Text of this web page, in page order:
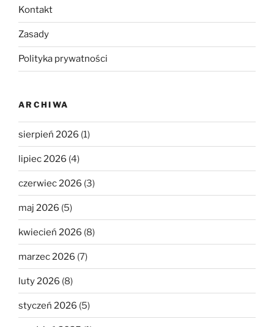
Kontakt
Zasady
Polityka prywatności
ARCHIWA
sierpień 2026 (1)
lipiec 2026 (4)
czerwiec 2026 (3)
maj 2026 (5)
kwiecień 2026 (8)
marzec 2026 (7)
luty 2026 (8)
styczeń 2026 (5)